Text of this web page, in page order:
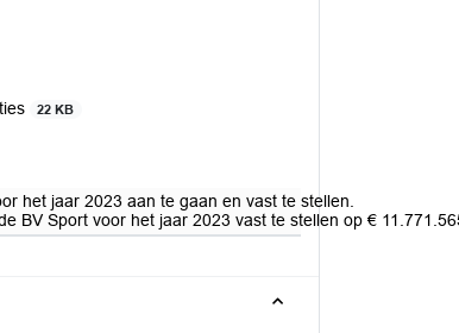
22 KB
het jaar 2023 aan te gaan en vast te stellen.
BV Sport voor het jaar 2023 vast te stellen op €